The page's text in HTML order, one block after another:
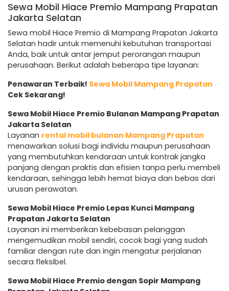
Sewa Mobil Hiace Premio Mampang Prapatan
Jakarta Selatan
Sewa mobil Hiace Premio di Mampang Prapatan Jakarta
Selatan hadir untuk memenuhi kebutuhan transportasi
Anda, baik untuk antar jemput perorangan maupun
perusahaan. Berikut adalah beberapa tipe layanan:
Penawaran Terbaik! Sewa Mobil Mampang Prapatan
Cek Sekarang!
Sewa Mobil Hiace Premio Bulanan Mampang Prapatan
Jakarta Selatan
Layanan rental mobil bulanan Mampang Prapatan
menawarkan solusi bagi individu maupun perusahaan
yang membutuhkan kendaraan untuk kontrak jangka
panjang dengan praktis dan efisien tanpa perlu membeli
kendaraan, sehingga lebih hemat biaya dan bebas dari
urusan perawatan.
Sewa Mobil Hiace Premio Lepas Kunci Mampang
Prapatan Jakarta Selatan
Layanan ini memberikan kebebasan pelanggan
mengemudikan mobil sendiri, cocok bagi yang sudah
familiar dengan rute dan ingin mengatur perjalanan
secara fleksibel.
Sewa Mobil Hiace Premio dengan Sopir Mampang